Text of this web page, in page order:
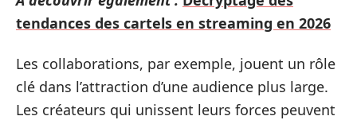
tendances des cartels en streaming en 2026
Les collaborations, par exemple, jouent un rôle
clé dans l’attraction d’une audience plus large.
Les créateurs qui unissent leurs forces peuvent